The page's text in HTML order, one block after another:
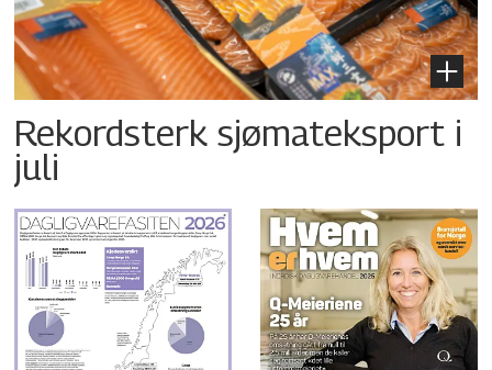
Rekordsterk sjømateksport i
juli